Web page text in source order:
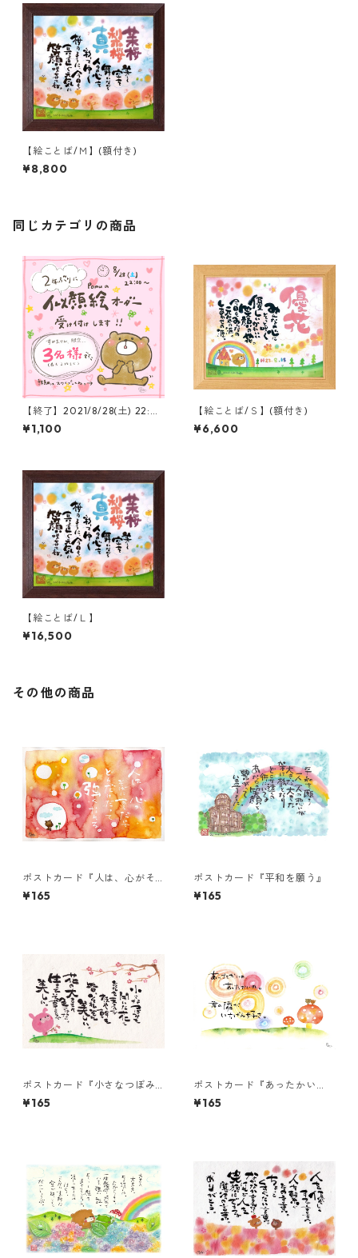
【絵ことば/Ｍ】(額付き)
¥8,800
同じカテゴリの商品
【終了】2021/8/28(土) 22:0
0〜 限定３名様 オーダー受け
付けます。】
¥1,100
【絵ことば/Ｓ】(額付き)
¥6,600
【絵ことば/Ｌ】
¥16,500
その他の商品
ポストカード『人は、心がそ
ばにあるだけで・・・』
¥165
ポストカード『平和を願う』
¥165
ポストカード『小さなつぼみ
も 開いた花も・・・』
¥165
ポストカード『あったかい
の、あったかいの。』
¥165